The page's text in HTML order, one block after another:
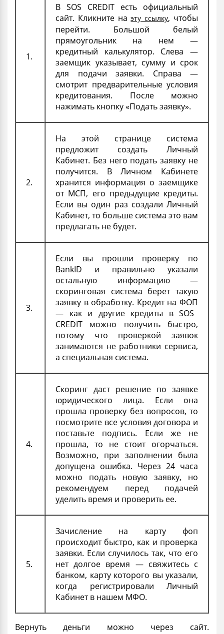
1.
В SOS CREDIT есть официальный
сайт. Кликните наэту ссылку, чтобы
перейти. Большой белый
прямоугольник на нем —
кредитный калькулятор. Слева —
заемщик указывает, сумму и срок
для подачи заявки. Справа —
смотрит предварительные условия
кредитования. После можно
нажимать кнопку «Подать заявку».
2.
На этой странице система
предложит создать Личный
Кабинет. Без него подать заявку не
получится. В Личном Кабинете
хранится информация о заемщике
от МСП, его предыдущие кредиты.
Если вы один раз создали Личный
Кабинет, то больше система это вам
предлагать не будет.
3.
Если вы прошли проверку по
BankID и правильно указали
остальную информацию —
скоринговая система берет такую
заявку в обработку. Кредит на ФОП
— как и другие кредиты в SOS
CREDIT можно получить быстро,
потому что проверкой заявок
занимаются не работники сервиса,
а специальная система.
4.
Скоринг даст решение по заявке
юридического лица. Если она
прошла проверку без вопросов, то
посмотрите все условия договора и
поставьте подпись. Если же не
прошла, то не стоит огорчаться.
Возможно, при заполнении была
допущена ошибка. Через 24 часа
можно подать новую заявку, но
рекомендуем перед подачей
уделить время и проверить ее.
5.
Зачисление на карту фоп
происходит быстро, как и проверка
заявки. Если случилось так, что его
нет долгое время — свяжитесь с
банком, карту которого вы указали,
когда регистрировали Личный
Кабинет в нашем МФО.
Вернуть деньги можно через сайт.